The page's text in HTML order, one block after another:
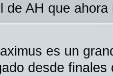
de AH que
es un
desde